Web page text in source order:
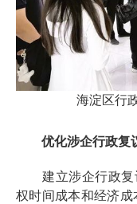
海淀区行
优化涉企行政复
建立涉企行政复
权时间成本和经济